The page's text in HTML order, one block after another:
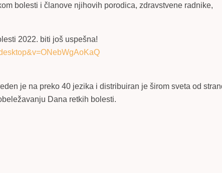
bolesti i članove njihovih porodica, zdravstvene radnike,
2022. biti još uspešna!
je na preko 40 jezika i distribuiran je širom sveta od
Dana retkih bolesti.